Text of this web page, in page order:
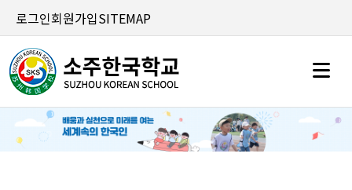
로그인회원가입SITEMAP